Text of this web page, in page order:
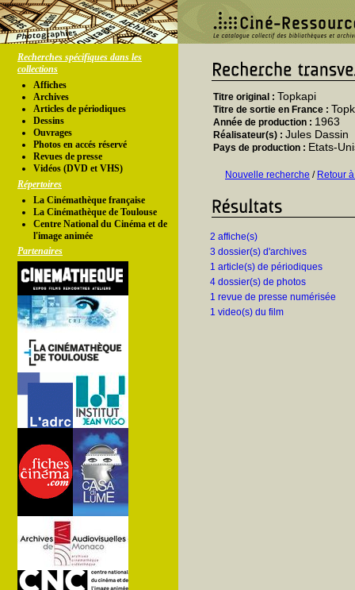
Recherches spécifiques dans les
collections
Affiches
Archives
Articles de périodiques
Dessins
Ouvrages
Photos en accés réservé
Revues de presse
Vidéos (DVD et VHS)
Répertoires
La Cinémathèque française
La Cinémathèque de Toulouse
Centre National du Cinéma et de
l'image animée
Partenaires
Titre original : Topkapi
Titre de sortie en France :
Année de production : 1963
Réalisateur(s) : Jules Dassin
Pays de production : Etats-
Nouvelle recherche / Retour
2 affiche(s)
3 dossier(s) d'archives
1 article(s) de périodiques
4 dossier(s) de photos
1 revue de presse numérisée
1 video(s) du film